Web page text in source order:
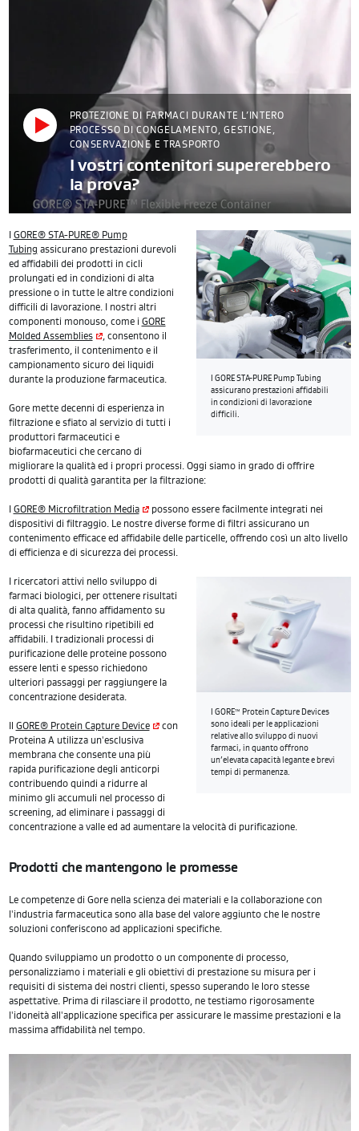
PROTEZIONE DI FARMACI DURANTE L’INTERO
PROCESSO DI CONGELAMENTO, GESTIONE,
CONSERVAZIONE E TRASPORTO
I vostri contenitori supererebbero
la prova?
I GORE STA-PURE Pump Tubing
assicurano prestazioni affidabili
in condizioni di lavorazione
difficili.
GORE® STA-PURE® Pump
Tubing assicurano prestazioni durevoli
ed affidabili dei prodotti in cicli
prolungati ed in condizioni di alta
pressione o in tutte le altre condizioni
difficili di lavorazione. I nostri altri
componenti monouso, come i GORE
Molded Assemblies
, consentono il
trasferimento, il contenimento e il
campionamento sicuro dei liquidi
durante la produzione farmaceutica.
Gore mette decenni di esperienza in
filtrazione e sfiato al servizio di tutti i
produttori farmaceutici e
biofarmaceutici che cercano di
migliorare la qualità ed i propri processi. Oggi siamo in grado di offrire
prodotti di qualità garantita per la filtrazione:
GORE® Microfiltration Media
possono essere facilmente integrati nei
dispositivi di filtraggio. Le nostre diverse forme di filtri assicurano un
contenimento efficace ed affidabile delle particelle, offrendo così un alto livello
di efficienza e di sicurezza dei processi.
I GORE™ Protein Capture Devices
sono ideali per le applicazioni
relative allo sviluppo di nuovi
farmaci, in quanto offrono
un’elevata capacità legante e brevi
tempi di permanenza.
I ricercatori attivi nello sviluppo di
farmaci biologici, per ottenere risultati
di alta qualità, fanno affidamento su
processi che risultino ripetibili ed
affidabili. I tradizionali processi di
purificazione delle proteine possono
essere lenti e spesso richiedono
ulteriori passaggi per raggiungere la
concentrazione desiderata.
GORE® Protein Capture Device
con
Proteina A utilizza un'esclusiva
membrana che consente una più
rapida purificazione degli anticorpi
contribuendo quindi a ridurre al
minimo gli accumuli nel processo di
screening, ad eliminare i passaggi di
concentrazione a valle ed ad aumentare la velocità di purificazione.
Prodotti che mantengono le promesse
Le competenze di Gore nella scienza dei materiali e la collaborazione con
l'industria farmaceutica sono alla base del valore aggiunto che le nostre
soluzioni conferiscono ad applicazioni specifiche.
Quando sviluppiamo un prodotto o un componente di processo,
personalizziamo i materiali e gli obiettivi di prestazione su misura per i
requisiti di sistema dei nostri clienti, spesso superando le loro stesse
aspettative. Prima di rilasciare il prodotto, ne testiamo rigorosamente
l'idoneità all'applicazione specifica per assicurare le massime prestazioni e la
massima affidabilità nel tempo.